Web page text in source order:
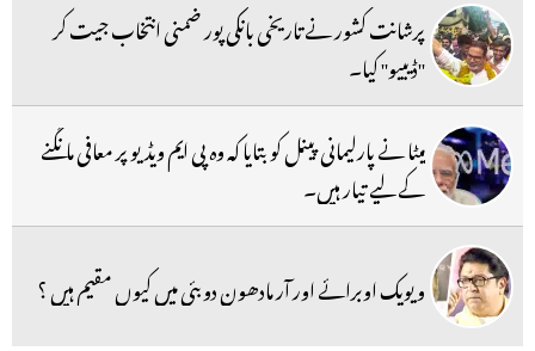
پرشانت کشور نے تاریخی بانکی پور ضمنی انتخاب جیت کر
''ڈیبیو'' کیا۔
میٹا نے پارلیمانی پینل کو بتایا کہ وہ پی ایم ویڈیو پر معافی مانگنے
کے لیے تیار ہیں۔
ویویک اوبرائے اور آر مادھون دوبئی میں کیوں مقیم ہیں ؟